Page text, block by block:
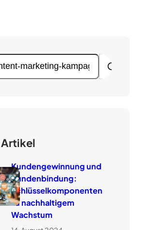
Artikel
Kundengewinnung und
Kundenbindung:
Schlüsselkomponenten
zu nachhaltigem
Wachstum